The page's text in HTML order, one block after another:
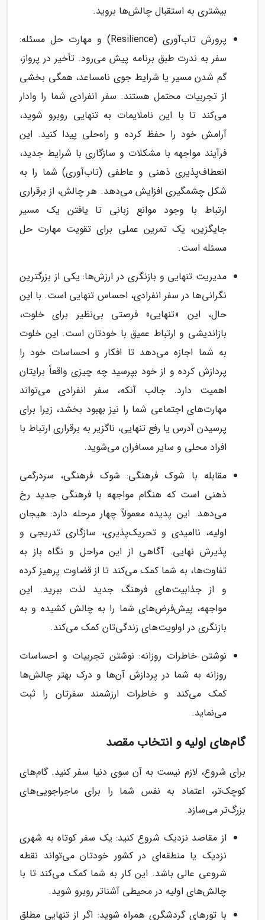
بیشتری به استقبال چالش‌ها بروید.
پرورش تاب‌آوری (Resilience) و مهارت حل مسئله:
سفر به ندرت طبق برنامه پیش می‌رود. تأخیر در پرواز،
گم شدن مسیر یا شرایط جوی نامساعد، همگی بخشی
از تجربیات محتمل هستند. سفر انفرادی شما را وادار
می‌کند تا با این ناملایمات به تنهایی روبرو شوید،
آرامش خود را حفظ کرده و راه‌حلی پیدا کنید. این
فرآیند مواجهه با مشکلات و سازگاری با شرایط جدید،
انعطاف‌پذیری ذهنی و عاطفی (تاب‌آوری) شما را به
شکل چشمگیری افزایش می‌دهد. هر چالش، از برقراری
ارتباط با وجود موانع زبانی تا یافتن یک مسیر
جایگزین، یک تمرین عملی برای تقویت مهارت حل
مسئله است.
مدیریت تنهایی و بازنگری در ارزش‌ها: یکی از بزرگترین
نگرانی‌ها در سفر انفرادی، احساس تنهایی است. با این
حال، این «تنهایی» فرصتی بی‌نظیر برای خلوت،
بازاندیشی و ارتباط عمیق با خودتان است. این خلوت
به شما اجازه می‌دهد تا افکار و احساسات خود را
پردازش کرده و از خود بپرسید چه چیزی واقعاً برایتان
اهمیت دارد. جالب آنکه، سفر انفرادی می‌تواند
مهارت‌های اجتماعی شما را نیز بهبود بخشد، زیرا برای
پرسیدن آدرس یا رفع تنهایی، ناگزیر به برقراری ارتباط با
افراد محلی و سایر مسافران می‌شوید.
مقابله با شوک فرهنگی: شوک فرهنگی، سردرگمی
ذهنی است که هنگام مواجهه با فرهنگی جدید رخ
می‌دهد. این پدیده معمولاً چهار مرحله دارد: هیجان
اولیه، ناامیدی و تحریک‌پذیری، سازگاری تدریجی و
پذیرش نهایی. آگاهی از این مراحل و نگاه باز به
تفاوت‌ها، به شما کمک می‌کند تا از قضاوت پرهیز کرده
و از جذابیت‌های فرهنگ جدید لذت ببرید. این
مواجهه، پیش‌فرض‌های شما را به چالش کشیده و به
بازنگری در اولویت‌های زندگی‌تان کمک می‌کند.
نوشتن خاطرات روزانه: نوشتن تجربیات و احساسات
روزانه به شما در پردازش آن‌ها و درک بهتر چالش‌ها
کمک می‌کند و خاطرات ارزشمند سفرتان را ثبت
می‌نماید.
گام‌های اولیه و انتخاب مقصد
برای شروع، لازم نیست به آن سوی دنیا سفر کنید. گام‌های
کوچک‌تر، اعتماد به نفس شما را برای ماجراجویی‌های
بزرگ‌تر می‌سازد.
از مقاصد نزدیک شروع کنید: یک سفر کوتاه به شهری
نزدیک یا منطقه‌ای در کشور خودتان می‌تواند نقطه
شروعی عالی باشد. این کار به شما کمک می‌کند تا با
چالش‌های اولیه در محیطی آشناتر روبرو شوید.
با تورهای گردشگری همراه شوید: اگر از تنهایی مطلق